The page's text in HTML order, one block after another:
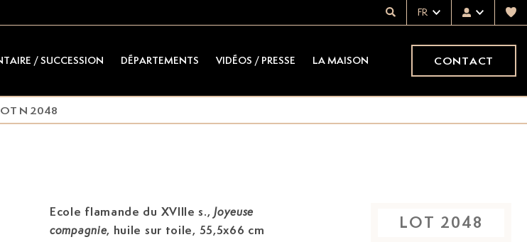
FR
/ SUCCESSION DÉPARTEMENTS VIDÉOS / PRESSE LA MAISON CONTACT
N 2048
Ecole flamande du XVIIIe s.,Joyeuse
compagnie, huile sur toile, 55,5x66 cm LOT 2048